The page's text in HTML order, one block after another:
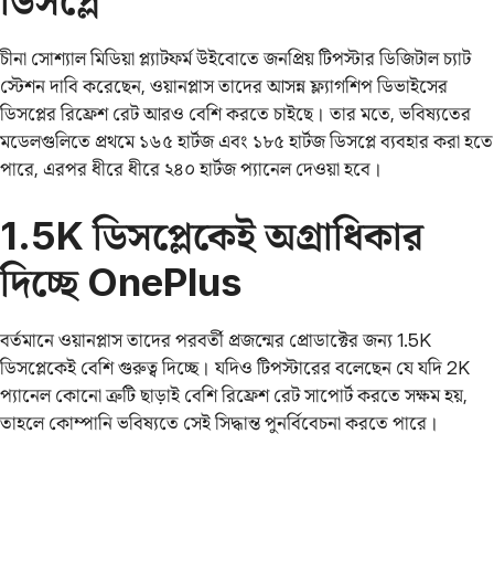
চীনা সোশ্যাল মিডিয়া প্ল্যাটফর্ম উইবোতে জনপ্রিয় টিপস্টার ডিজিটাল চ্যাট
স্টেশন দাবি করেছেন, ওয়ানপ্লাস তাদের আসন্ন ফ্ল্যাগশিপ ডিভাইসের
ডিসপ্লের রিফ্রেশ রেট আরও বেশি করতে চাইছে। তার মতে, ভবিষ্যতের
মডেলগুলিতে প্রথমে ১৬৫ হার্টজ এবং ১৮৫ হার্টজ ডিসপ্লে ব্যবহার করা হতে
পারে, এরপর ধীরে ধীরে ২৪০ হার্টজ প্যানেল দেওয়া হবে।
1.5K ডিসপ্লেকেই অগ্রাধিকার
দিচ্ছে OnePlus
বর্তমানে ওয়ানপ্লাস তাদের পরবর্তী প্রজন্মের প্রোডাক্টের জন্য 1.5K
ডিসপ্লেকেই বেশি গুরুত্ব দিচ্ছে। যদিও টিপস্টারের বলেছেন যে যদি 2K
প্যানেল কোনো ত্রুটি ছাড়াই বেশি রিফ্রেশ রেট সাপোর্ট করতে সক্ষম হয়,
তাহলে কোম্পানি ভবিষ্যতে সেই সিদ্ধান্ত পুনর্বিবেচনা করতে পারে।